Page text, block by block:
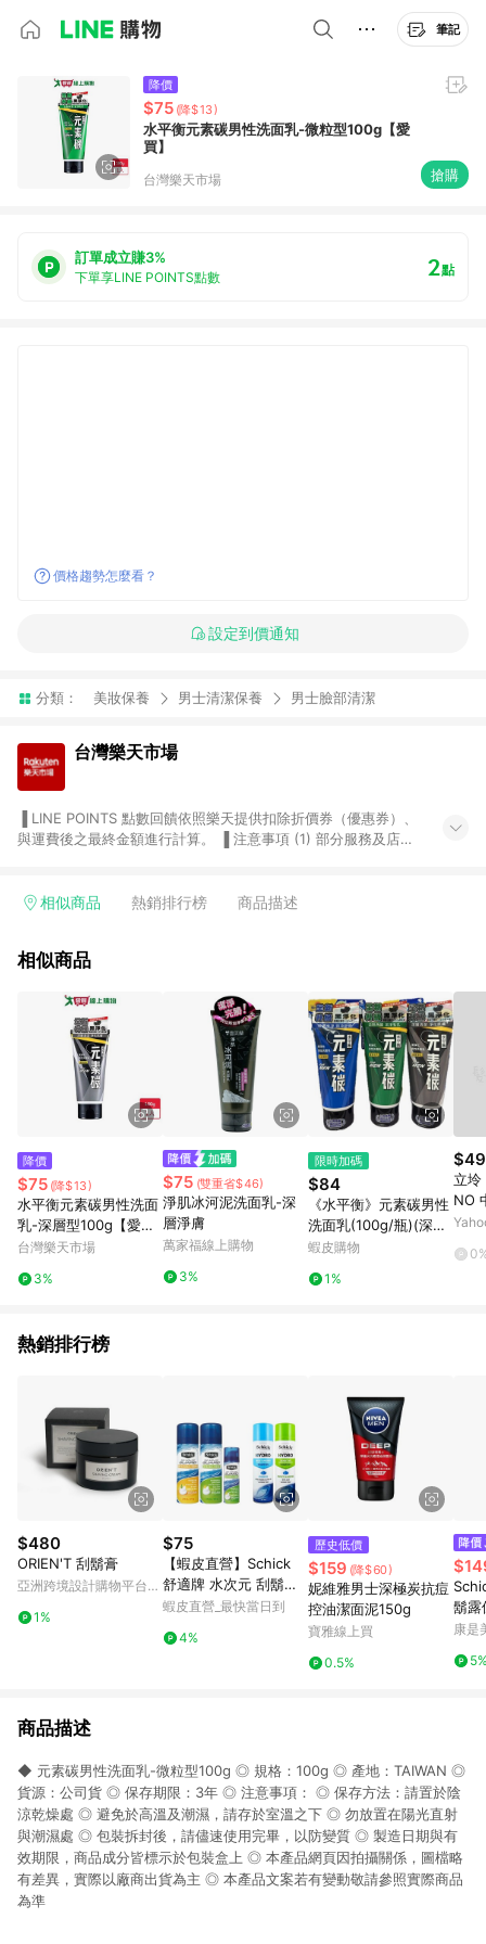
筆記
降價
$75 (降$13)
水平衡元素碳男性洗面乳-微粒型100g【愛
買】
台灣樂天市場 搶購
訂單成立賺3%
下單享LINE POINTS點數 2點
價格趨勢怎麼看？
設定到價通知
分類： 美妝保養 男士清潔保養 男士臉部清潔
台灣樂天市場
與運費後之最終金額進行計算。 ▐ 注意事項 (1) 部分服務及店家
Smart mobile、神腦生活、JS巨盛、樂天KOBO電子書，請詳閱
台灣樂天市場，並在同一瀏覽器於24小時內結帳，才享有 LINE
市場 45 天內完成訂單出貨及結帳，則不符合贈點資格。 (4) 如
使用APP、或中途瀏覽比價網、回饋網、Google等其他網頁、或
由網頁版(電腦版/手機版網頁)切換為App都將會造成追蹤中斷而
無法進行 LINE POINTS 回饋。 (5) LINE 購物為購物資訊整合性
平台，商品資料更新會有時間差，如顯示之商品規格、顏色、價
位、贈品與台灣樂天市場銷售網頁不符，以銷售網頁標示為準。
(6) 導購訂單已逾 365 天，根據台灣樂天回饋規定，逾期訂單將
點數回饋或點數回饋有爭議，台灣樂天市場保有更改條款與法律
追訴之權利，活動詳情以樂天市場網站公告為準。
相似商品 熱銷排行榜 商品描述
相似商品
降價
$75 (降$13)
水平衡元素碳男性洗面
乳-深層型100g【愛
買】
台灣樂天市場
3%
$75 (雙重省$46)
淨肌冰河泥洗面乳-深
層淨膚
萬家福線上購物
3%
限時加碼
$84
《水平衡》元素碳男性
洗面乳(100g/瓶)(深層
淨化/激淨毛孔/勁涼薄
蝦皮購物
1%
立坽
NO
ro
熱銷排行榜
$480
ORIEN'T 刮鬍膏
亞洲跨境設計購物平台
1%
$75
【蝦皮直營】Schick
舒適牌 水次元 刮鬍泡/
洗面刮鬍泡/敏感型/保
蝦皮直營_最快當日到
4%
歷史低價
$159 (降$60)
妮維雅男士深極炭抗痘
控油潔面泥150g
寶雅線上買
0.5%
鬍露
康是
商品描述
◆ 元素碳男性洗面乳-微粒型100g ◎ 規格：100g ◎ 產地：TAIWAN ◎
貨源：公司貨 ◎ 保存期限：3年 ◎ 注意事項： ◎ 保存方法：請置於陰
涼乾燥處 ◎ 避免於高溫及潮濕，請存於室溫之下 ◎ 勿放置在陽光直射
與潮濕處 ◎ 包裝拆封後，請儘速使用完畢，以防變質 ◎ 製造日期與有
效期限，商品成分皆標示於包裝盒上 ◎ 本產品網頁因拍攝關係，圖檔略
有差異，實際以廠商出貨為主 ◎ 本產品文案若有變動敬請參照實際商品
為準